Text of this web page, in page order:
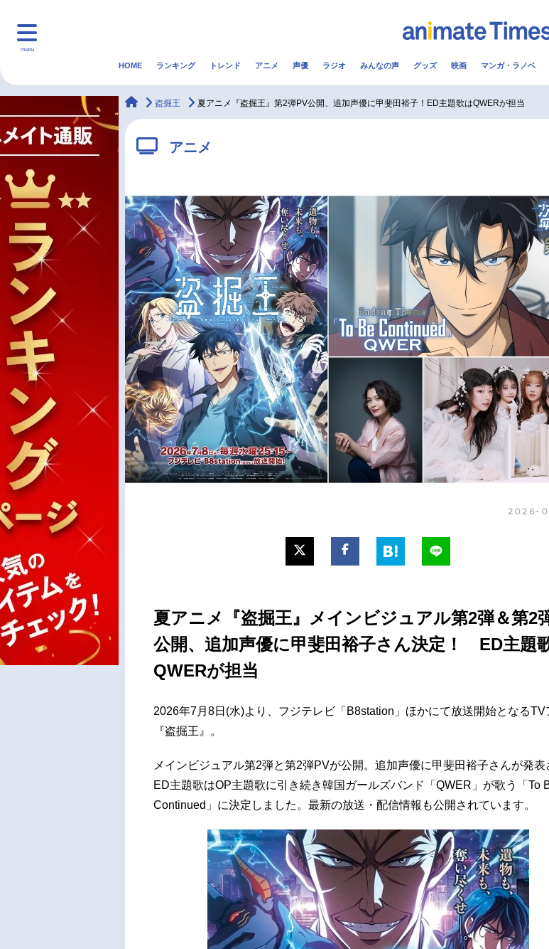
menu
マンガ・ラノベ ゲーム・アプリ
アニメ記事一覧
声優記事一覧
実写化映画一覧
男性声優/女性声優一覧
FOLLOW US
HOME ランキング トレンド アニメ 声優 ラジオ みんなの声 グッズ 映画 マンガ・ラノベ
animateTimes
盗掘王 夏アニメ『盗掘王』第2弾PV公開、追加声優に甲斐田裕子！ED主題歌はQWERが担当
アニメ
2026-
夏アニメ『盗掘王』メインビジュアル第2弾＆第2
公開、追加声優に甲斐田裕子さん決定！ ED主題
QWERが担当
2026年7月8日(水)より、フジテレビ「B8station」ほかにて放送開始となるTV
『盗掘王』。
メインビジュアル第2弾と第2弾PVが公開。追加声優に甲斐田裕子さんが発表
ED主題歌はOP主題歌に引き続き韓国ガールズバンド「QWER」が歌う「To
Continued」に決定しました。最新の放送・配信情報も公開されています。